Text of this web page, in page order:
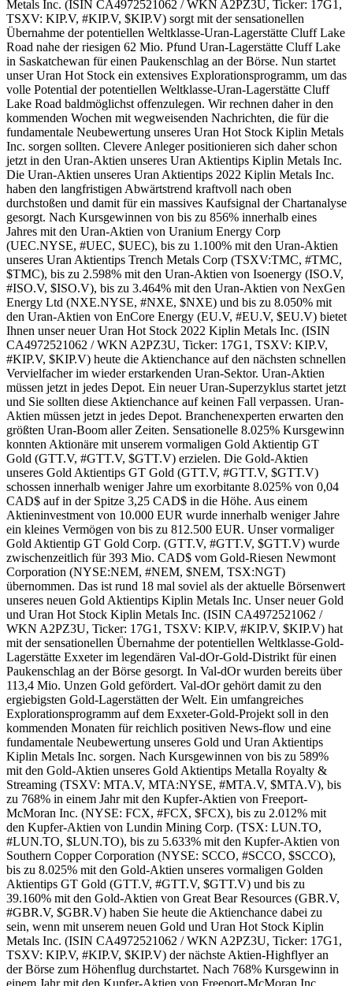
Metals Inc. (ISIN CA4972521062 / WKN A2PZ3U, Ticker: 17G1,
TSXV: KIP.V, #KIP.V, $KIP.V) sorgt mit der sensationellen
Übernahme der potentiellen Weltklasse-Uran-Lagerstätte Cluff Lake
Road nahe der riesigen 62 Mio. Pfund Uran-Lagerstätte Cluff Lake
in Saskatchewan für einen Paukenschlag an der Börse. Nun startet
unser Uran Hot Stock ein extensives Explorationsprogramm, um das
volle Potential der potentiellen Weltklasse-Uran-Lagerstätte Cluff
Lake Road baldmöglichst offenzulegen. Wir rechnen daher in den
kommenden Wochen mit wegweisenden Nachrichten, die für die
fundamentale Neubewertung unseres Uran Hot Stock Kiplin Metals
Inc. sorgen sollten. Clevere Anleger positionieren sich daher schon
jetzt in den Uran-Aktien unseres Uran Aktientips Kiplin Metals Inc.
Die Uran-Aktien unseres Uran Aktientips 2022 Kiplin Metals Inc.
haben den langfristigen Abwärtstrend kraftvoll nach oben
durchstoßen und damit für ein massives Kaufsignal der Chartanalyse
gesorgt. Nach Kursgewinnen von bis zu 856% innerhalb eines
Jahres mit den Uran-Aktien von Uranium Energy Corp
(UEC.NYSE, #UEC, $UEC), bis zu 1.100% mit den Uran-Aktien
unseres Uran Aktientips Trench Metals Corp (TSXV:TMC, #TMC,
$TMC), bis zu 2.598% mit den Uran-Aktien von Isoenergy (ISO.V,
#ISO.V, $ISO.V), bis zu 3.464% mit den Uran-Aktien von NexGen
Energy Ltd (NXE.NYSE, #NXE, $NXE) und bis zu 8.050% mit
den Uran-Aktien von EnCore Energy (EU.V, #EU.V, $EU.V) bietet
Ihnen unser neuer Uran Hot Stock 2022 Kiplin Metals Inc. (ISIN
CA4972521062 / WKN A2PZ3U, Ticker: 17G1, TSXV: KIP.V,
#KIP.V, $KIP.V) heute die Aktienchance auf den nächsten schnellen
Vervielfacher im wieder erstarkenden Uran-Sektor. Uran-Aktien
müssen jetzt in jedes Depot. Ein neuer Uran-Superzyklus startet jetzt
und Sie sollten diese Aktienchance auf keinen Fall verpassen. Uran-
Aktien müssen jetzt in jedes Depot. Branchenexperten erwarten den
größten Uran-Boom aller Zeiten. Sensationelle 8.025% Kursgewinn
konnten Aktionäre mit unserem vormaligen Gold Aktientip GT
Gold (GTT.V, #GTT.V, $GTT.V) erzielen. Die Gold-Aktien
unseres Gold Aktientips GT Gold (GTT.V, #GTT.V, $GTT.V)
schossen innerhalb weniger Jahre um exorbitante 8.025% von 0,04
CAD$ auf in der Spitze 3,25 CAD$ in die Höhe. Aus einem
Aktieninvestment von 10.000 EUR wurde innerhalb weniger Jahre
ein kleines Vermögen von bis zu 812.500 EUR. Unser vormaliger
Gold Aktientip GT Gold Corp. (GTT.V, #GTT.V, $GTT.V) wurde
zwischenzeitlich für 393 Mio. CAD$ vom Gold-Riesen Newmont
Corporation (NYSE:NEM, #NEM, $NEM, TSX:NGT)
übernommen. Das ist rund 18 mal soviel als der aktuelle Börsenwert
unseres neuen Gold Aktientips Kiplin Metals Inc. Unser neuer Gold
und Uran Hot Stock Kiplin Metals Inc. (ISIN CA4972521062 /
WKN A2PZ3U, Ticker: 17G1, TSXV: KIP.V, #KIP.V, $KIP.V) hat
mit der sensationellen Übernahme der potentiellen Weltklasse-Gold-
Lagerstätte Exxeter im legendären Val-dOr-Gold-Distrikt für einen
Paukenschlag an der Börse gesorgt. In Val-dOr wurden bereits über
113,4 Mio. Unzen Gold gefördert. Val-dOr gehört damit zu den
ergiebigsten Gold-Lagerstätten der Welt. Ein umfangreiches
Explorationsprogramm auf dem Exxeter-Gold-Projekt soll in den
kommenden Monaten für reichlich positiven News-flow und eine
fundamentale Neubewertung unseres Gold und Uran Aktientips
Kiplin Metals Inc. sorgen. Nach Kursgewinnen von bis zu 589%
mit den Gold-Aktien unseres Gold Aktientips Metalla Royalty &
Streaming (TSXV: MTA.V, MTA:NYSE, #MTA.V, $MTA.V), bis
zu 768% in einem Jahr mit den Kupfer-Aktien von Freeport-
McMoran Inc. (NYSE: FCX, #FCX, $FCX), bis zu 2.012% mit
den Kupfer-Aktien von Lundin Mining Corp. (TSX: LUN.TO,
#LUN.TO, $LUN.TO), bis zu 5.633% mit den Kupfer-Aktien von
Southern Copper Corporation (NYSE: SCCO, #SCCO, $SCCO),
bis zu 8.025% mit den Gold-Aktien unseres vormaligen Golden
Aktientips GT Gold (GTT.V, #GTT.V, $GTT.V) und bis zu
39.160% mit den Gold-Aktien von Great Bear Resources (GBR.V,
#GBR.V, $GBR.V) haben Sie heute die Aktienchance dabei zu
sein, wenn mit unserem neuen Gold und Uran Hot Stock Kiplin
Metals Inc. (ISIN CA4972521062 / WKN A2PZ3U, Ticker: 17G1,
TSXV: KIP.V, #KIP.V, $KIP.V) der nächste Aktien-Highflyer an
der Börse zum Höhenflug durchstartet. Nach 768% Kursgewinn in
einem Jahr mit den Kupfer-Aktien von Freeport-McMoran Inc.